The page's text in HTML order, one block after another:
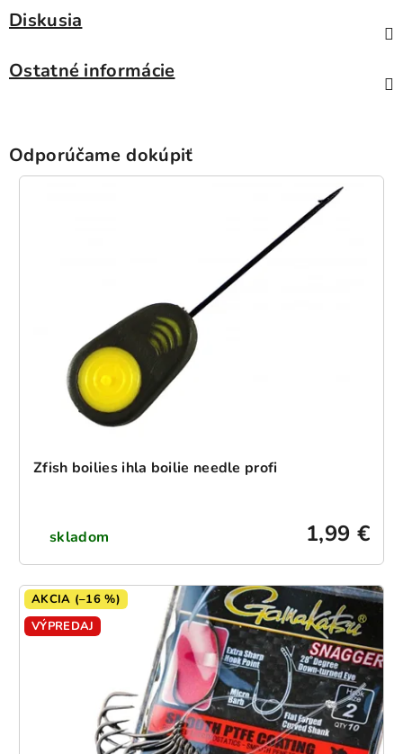
Diskusia
Ostatné informácie
Odporúčame dokúpiť
Zfish boilies ihla boilie needle profi
skladom 1,99 €
AKCIA (–16 %)
VÝPREDAJ